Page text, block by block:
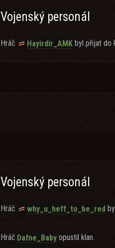
Vojenský personál
Hráč Hayirdir_AMK byl přijat do
Vojenský personál
Hráč why_u_heff_to_be_red
Hráč Dafne_Baby opustil klan.